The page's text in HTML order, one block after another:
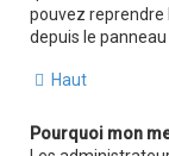
pouvez reprendre
depuis le
Haut
Pourquoi mon